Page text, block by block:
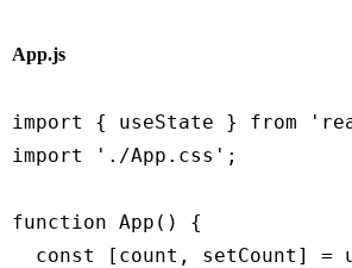
App.js
import { useState } from
import './App.css';
function App() {
const [count, setCount] =